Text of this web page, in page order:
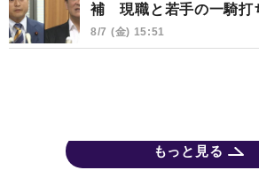
補 現職と若手の一騎打
8/7 (金) 15:51
もっと見る